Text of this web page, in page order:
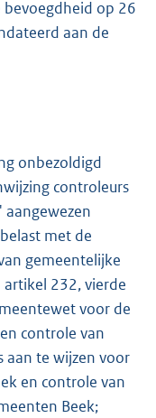
bevoegdheid op 26
aan de
onbezoldigd
controleurs
aangewezen
met de
gemeentelijke
232, vierde
voor de
controle van
aan te wijzen voor
en controle van
Beek;